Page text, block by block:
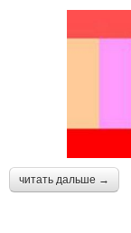
читать дальше →